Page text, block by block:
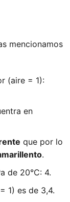
mencionamos
(aire = 1):
en
que por lo
.
de 20°C: 4.
1) es de 3,4.